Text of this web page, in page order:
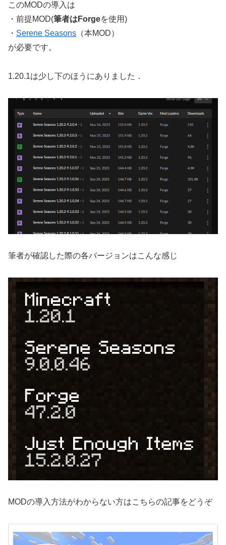
このMODの導入は
・前提MOD(筆者はForgeを使用)
・ Serene Seasons （本MOD）
が必要です。
1.20.1は少し下のほうにありました．
筆者が確認した際の各バージョンはこんな感じ
MODの導入方法がわからない方はこちらの記事をどうぞ